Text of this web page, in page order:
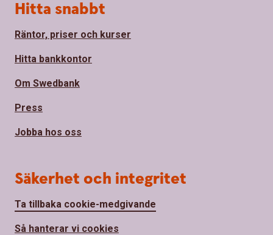
Hitta snabbt
Räntor, priser och kurser
Hitta bankkontor
Om Swedbank
Press
Jobba hos oss
Säkerhet och integritet
Ta tillbaka cookie-medgivande
Så hanterar vi cookies